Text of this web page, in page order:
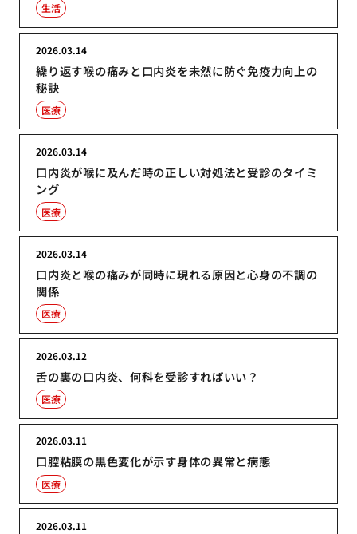
生活
繰り返す喉の痛みと口内炎を未然に防ぐ免疫力向上の
秘訣
2026.03.14
医療
口内炎が喉に及んだ時の正しい対処法と受診のタイミ
ング
2026.03.14
医療
口内炎と喉の痛みが同時に現れる原因と心身の不調の
関係
2026.03.14
医療
舌の裏の口内炎、何科を受診すればいい？
2026.03.12
医療
口腔粘膜の黒色変化が示す身体の異常と病態
2026.03.11
医療
2026.03.11